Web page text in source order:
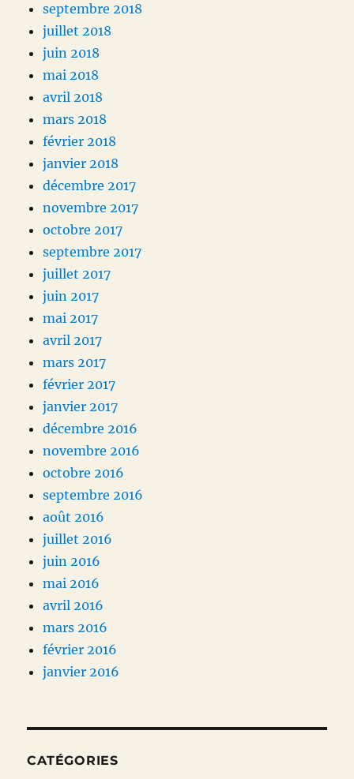
septembre 2018
juillet 2018
juin 2018
mai 2018
avril 2018
mars 2018
février 2018
janvier 2018
décembre 2017
novembre 2017
octobre 2017
septembre 2017
juillet 2017
juin 2017
mai 2017
avril 2017
mars 2017
février 2017
janvier 2017
décembre 2016
novembre 2016
octobre 2016
septembre 2016
août 2016
juillet 2016
juin 2016
mai 2016
avril 2016
mars 2016
février 2016
janvier 2016
CATÉGORIES